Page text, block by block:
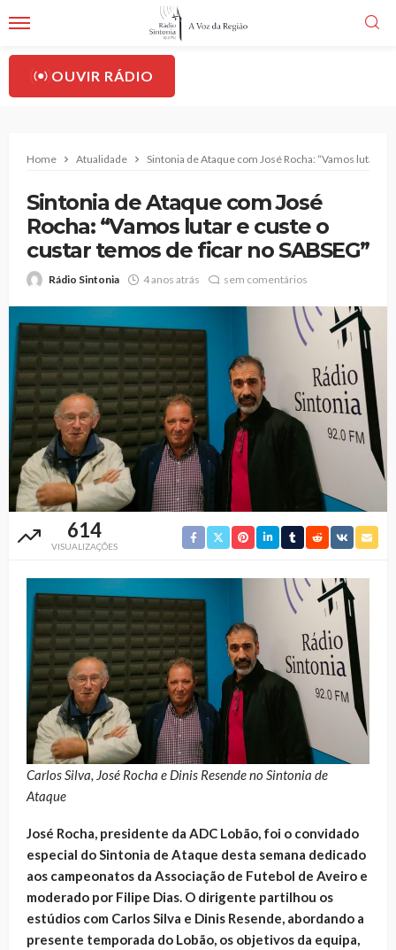
OUVIR RÁDIO
Home Atualidade Sintonia de Ataque com José Rocha: “Vamos lutar e
Sintonia de Ataque com José
Rocha: “Vamos lutar e custe o
custar temos de ficar no SABSEG”
Rádio Sintonia 4 anos atrás sem comentários
614
VISUALIZAÇÕES
Carlos Silva, José Rocha e Dinis Resende no Sintonia de
Ataque
José Rocha, presidente da ADC Lobão, foi o convidado
especial do Sintonia de Ataque desta semana dedicado
aos campeonatos da Associação de Futebol de Aveiro e
moderado por Filipe Dias. O dirigente partilhou os
estúdios com Carlos Silva e Dinis Resende, abordando a
presente temporada do Lobão, os objetivos da equipa,